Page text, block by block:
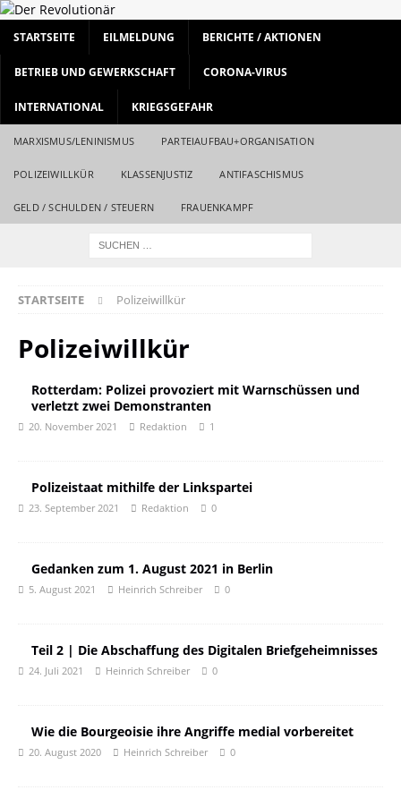
STARTSEITE EILMELDUNG BERICHTE / AKTIONEN
BETRIEB UND GEWERKSCHAFT CORONA-VIRUS
INTERNATIONAL KRIEGSGEFAHR
MARXISMUS/LENINISMUS PARTEIAUFBAU+ORGANISATION
POLIZEIWILLKÜR KLASSENJUSTIZ ANTIFASCHISMUS
GELD / SCHULDEN / STEUERN FRAUENKAMPF
STARTSEITE Polizeiwillkür
Polizeiwillkür
Rotterdam: Polizei provoziert mit Warnschüssen und
verletzt zwei Demonstranten
20. November 2021 Redaktion 1
Polizeistaat mithilfe der Linkspartei
23. September 2021 Redaktion 0
Gedanken zum 1. August 2021 in Berlin
5. August 2021 Heinrich Schreiber 0
Teil 2 | Die Abschaffung des Digitalen Briefgeheimnisses
24. Juli 2021 Heinrich Schreiber 0
Wie die Bourgeoisie ihre Angriffe medial vorbereitet
20. August 2020 Heinrich Schreiber 0